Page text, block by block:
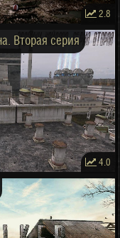
2.8
Вторая серия
4.0